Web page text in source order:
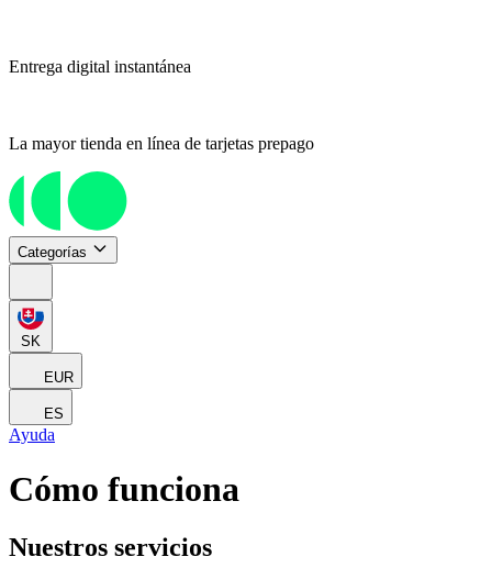
Entrega digital instantánea
La mayor tienda en línea de tarjetas prepago
Categorías
SK
EUR
ES
Ayuda
Cómo funciona
Nuestros servicios